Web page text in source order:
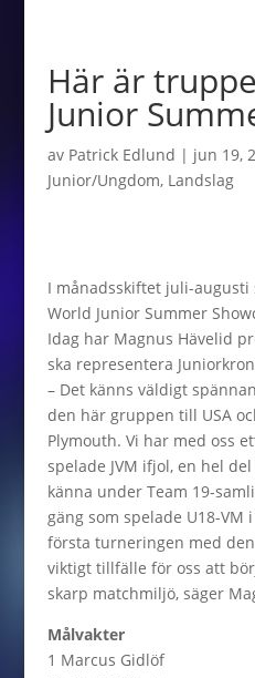
Här är
Junior
av Patrick Edlund | jun 19,
Junior/Ungdom, Landslag
I månadsskiftet juli-augusti
World Junior Summer
Idag har Magnus Hävelid
ska representera
– Det känns väldigt
den här gruppen till USA
Plymouth. Vi har med oss
spelade JVM ifjol, en hel
känna under Team 19-
gäng som spelade U18-VM
första turneringen med
viktigt tillfälle för oss att
skarp matchmiljö, säger
Målvakter
1 Marcus Gidlöf